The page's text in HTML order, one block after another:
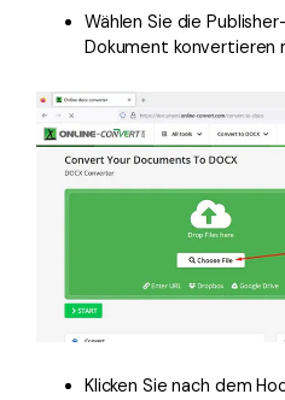
Wählen Sie die
Dokument konvertieren
Klicken Sie nach dem